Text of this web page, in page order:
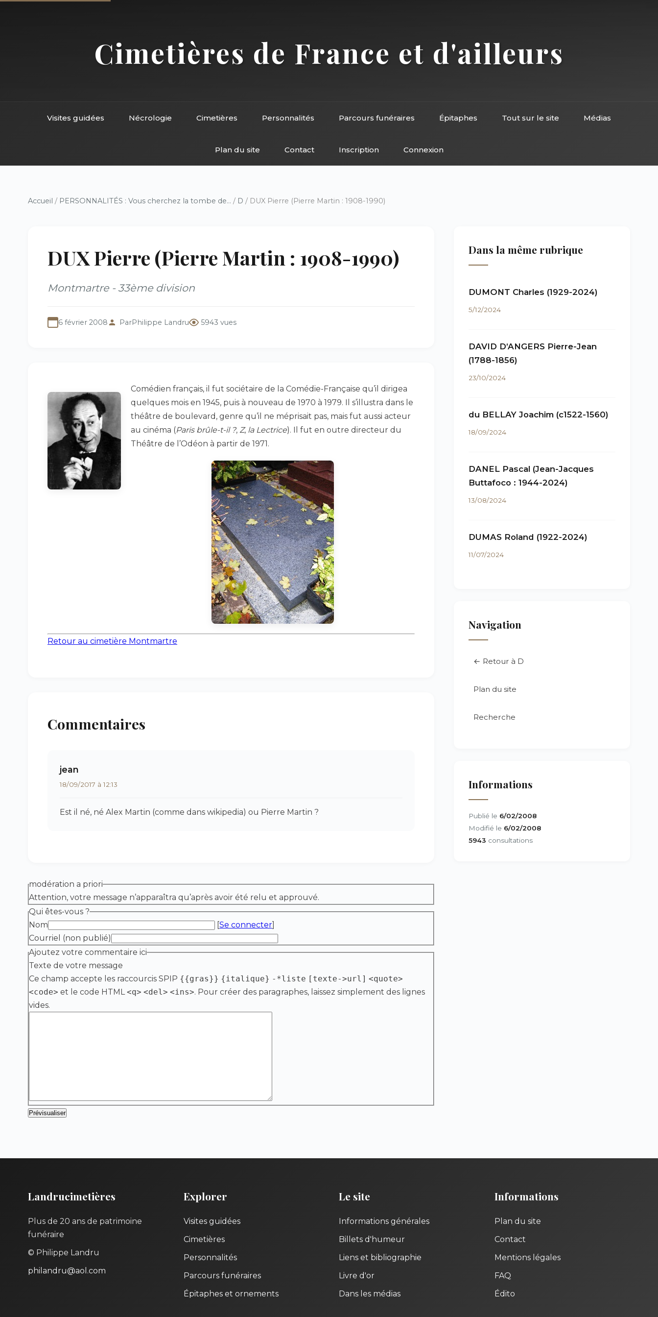
Cimetières de France et d'ailleurs
Visites guidées Nécrologie Cimetières Personnalités Parcours funéraires Épitaphes Tout sur le site Médias
Plan du site Contact Inscription Connexion
Accueil / PERSONNALITÉS : Vous cherchez la tombe de... / D / DUX Pierre (Pierre Martin : 1908-1990)
DUX Pierre (Pierre Martin : 1908-1990)
Montmartre - 33ème division
6 février 2008 ParPhilippe Landru 5943 vues
Comédien français, il fut sociétaire de la Comédie-Française qu’il dirigea
quelques mois en 1945, puis à nouveau de 1970 à 1979. Il s’illustra dans le
théâtre de boulevard, genre qu’il ne méprisait pas, mais fut aussi acteur
au cinéma (Paris brûle-t-il ?, Z, la Lectrice). Il fut en outre directeur du
Théâtre de l’Odéon à partir de 1971.
Retour au cimetière Montmartre
Commentaires
jean
18/09/2017 à 12:13
Est il né, né Alex Martin (comme dans wikipedia) ou Pierre Martin ?
modération a priori
Attention, votre message n’apparaîtra qu’après avoir été relu et approuvé.
Qui êtes-vous ?
Nom
[Se connecter]
Courriel (non publié)
Ajoutez votre commentaire ici
Texte de votre message
Ce champ accepte les raccourcis SPIP {{gras}} {italique} -*liste [texte->url] <quote>
<code> et le code HTML<q> <del> <ins>. Pour créer des paragraphes, laissez simplement des lignes
vides.
Dans la même rubrique
DUMONT Charles (1929-2024)
5/12/2024
DAVID D’ANGERS Pierre-Jean
(1788-1856)
23/10/2024
du BELLAY Joachim (c1522-1560)
18/09/2024
DANEL Pascal (Jean-Jacques
Buttafoco : 1944-2024)
13/08/2024
DUMAS Roland (1922-2024)
11/07/2024
Navigation
← Retour à D
Plan du site
Recherche
Informations
Publié le 6/02/2008
Modifié le 6/02/2008
5943 consultations
Landrucimetières
Plus de 20 ans de patrimoine
funéraire
© Philippe Landru
philandru@aol.com
Explorer
Visites guidées
Cimetières
Personnalités
Parcours funéraires
Épitaphes et ornements
Le site
Informations générales
Billets d'humeur
Liens et bibliographie
Livre d'or
Dans les médias
Informations
Plan du site
Contact
Mentions légales
FAQ
Édito